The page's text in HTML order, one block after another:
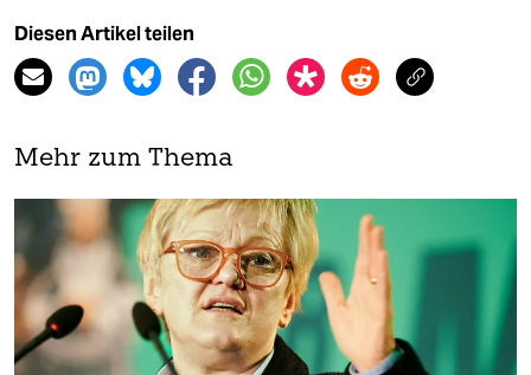
Diesen Artikel teilen
Mehr zum Thema